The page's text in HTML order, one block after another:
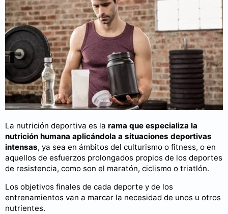
La nutrición deportiva es la rama que especializa la
nutrición humana aplicándola a situaciones deportivas
intensas, ya sea en ámbitos del culturismo o fitness, o en
aquellos de esfuerzos prolongados propios de los deportes
de resistencia, como son el maratón, ciclismo o triatlón.
Los objetivos finales de cada deporte y de los
entrenamientos van a marcar la necesidad de unos u otros
nutrientes.